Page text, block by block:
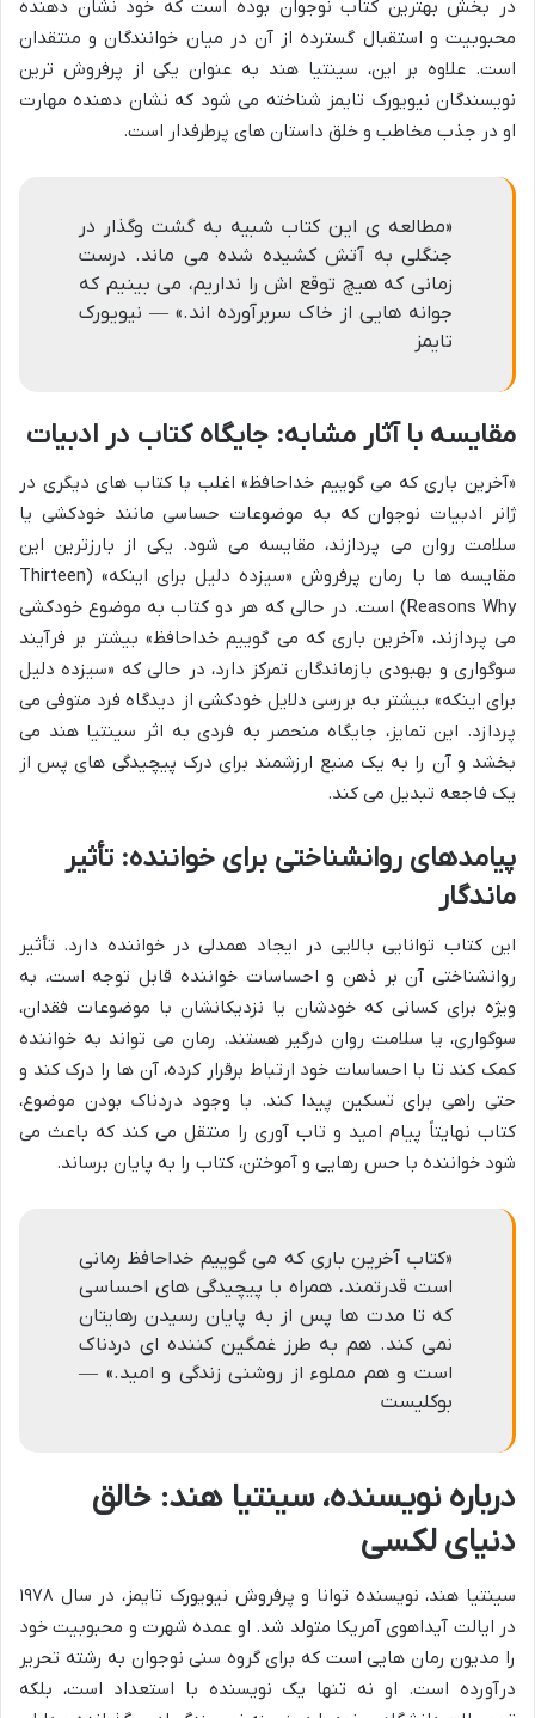
در بخش بهترین کتاب نوجوان بوده است که خود نشان دهنده
محبوبیت و استقبال گسترده از آن در میان خوانندگان و منتقدان
است. علاوه بر این، سینتیا هند به عنوان یکی از پرفروش ترین
نویسندگان نیویورک تایمز شناخته می شود که نشان دهنده مهارت
او در جذب مخاطب و خلق داستان های پرطرفدار است.
«مطالعه ی این کتاب شبیه به گشت وگذار در
جنگلی به آتش کشیده شده می ماند. درست
زمانی که هیچ توقع اش را نداریم، می بینیم که
جوانه هایی از خاک سربرآورده اند.» — نیویورک
تایمز
مقایسه با آثار مشابه: جایگاه کتاب در ادبیات
«آخرین باری که می گوییم خداحافظ» اغلب با کتاب های دیگری در
ژانر ادبیات نوجوان که به موضوعات حساسی مانند خودکشی یا
سلامت روان می پردازند، مقایسه می شود. یکی از بارزترین این
مقایسه ها با رمان پرفروش «سیزده دلیل برای اینکه» (Thirteen
Reasons Why) است. در حالی که هر دو کتاب به موضوع خودکشی
می پردازند، «آخرین باری که می گوییم خداحافظ» بیشتر بر فرآیند
سوگواری و بهبودی بازماندگان تمرکز دارد، در حالی که «سیزده دلیل
برای اینکه» بیشتر به بررسی دلایل خودکشی از دیدگاه فرد متوفی می
پردازد. این تمایز، جایگاه منحصر به فردی به اثر سینتیا هند می
بخشد و آن را به یک منبع ارزشمند برای درک پیچیدگی های پس از
یک فاجعه تبدیل می کند.
پیامدهای روانشناختی برای خواننده: تأثیر
ماندگار
این کتاب توانایی بالایی در ایجاد همدلی در خواننده دارد. تأثیر
روانشناختی آن بر ذهن و احساسات خواننده قابل توجه است، به
ویژه برای کسانی که خودشان یا نزدیکانشان با موضوعات فقدان،
سوگواری، یا سلامت روان درگیر هستند. رمان می تواند به خواننده
کمک کند تا با احساسات خود ارتباط برقرار کرده، آن ها را درک کند و
حتی راهی برای تسکین پیدا کند. با وجود دردناک بودن موضوع،
کتاب نهایتاً پیام امید و تاب آوری را منتقل می کند که باعث می
شود خواننده با حس رهایی و آموختن، کتاب را به پایان برساند.
«کتاب آخرین باری که می گوییم خداحافظ رمانی
است قدرتمند، همراه با پیچیدگی های احساسی
که تا مدت ها پس از به پایان رسیدن رهایتان
نمی کند. هم به طرز غمگین کننده ای دردناک
است و هم مملوء از روشنی زندگی و امید.» —
بوکلیست
درباره نویسنده، سینتیا هند: خالق
دنیای لکسی
سینتیا هند، نویسنده توانا و پرفروش نیویورک تایمز، در سال ۱۹۷۸
در ایالت آیداهوی آمریکا متولد شد. او عمده شهرت و محبوبیت خود
را مدیون رمان هایی است که برای گروه سنی نوجوان به رشته تحریر
درآورده است. او نه تنها یک نویسنده با استعداد است، بلکه